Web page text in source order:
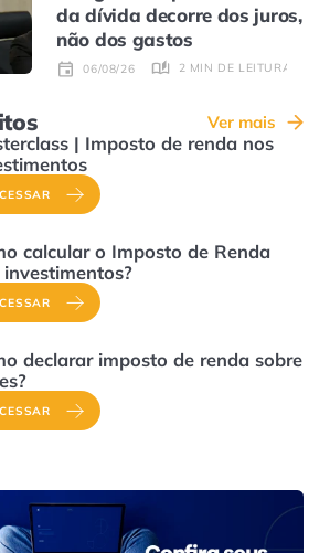
da dívida decorre dos juros,
não dos gastos
06/08/26 2 MIN DE LEITURA
Ver mais
| Imposto de renda nos
calcular o Imposto de Renda
investimentos?
declarar imposto de renda sobre